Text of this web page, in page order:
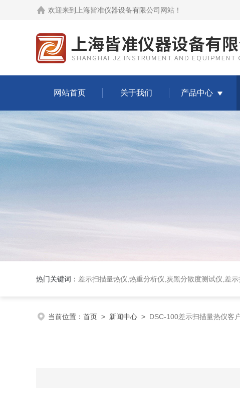
欢迎来到 上海皆准仪器设备有限公司网站 ！
网站首页 关于我们 产品中心
热门关键词： 差示扫描量热仪 热重分析仪 炭黑分散度测试仪 差
当前位置： 首页 > 新闻中心 > DSC-100差示扫描量热仪客